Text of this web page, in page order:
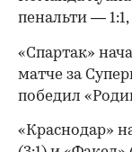
пенальти — 1:1,
«Спартак»
матче за
победил
«Краснодар»